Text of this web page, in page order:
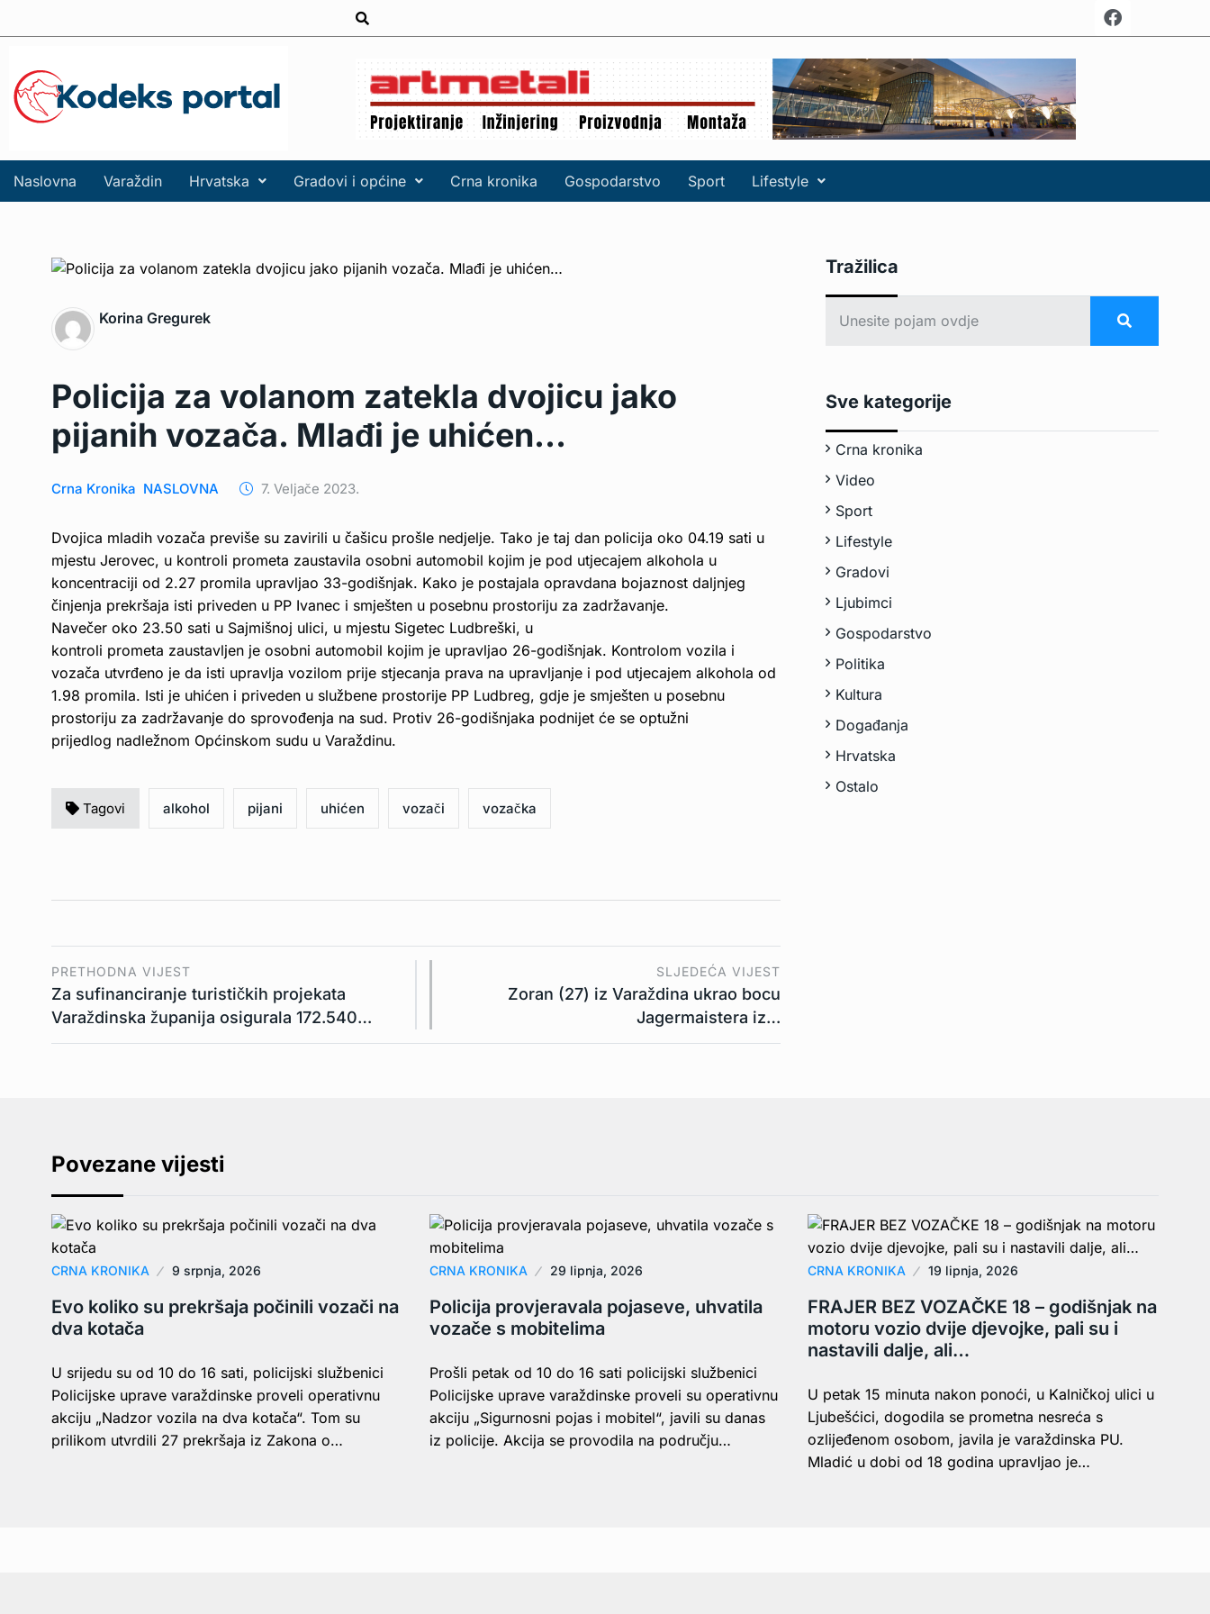
Naslovna Varaždin Hrvatska Gradovi i općine Crna kronika Gospodarstvo Sport Lifestyle
Korina Gregurek
Policija za volanom zatekla dvojicu jako
pijanih vozača. Mlađi je uhićen…
Crna Kronika NASLOVNA 7. Veljače 2023.
Dvojica mladih vozača previše su zavirili u čašicu prošle nedjelje. Tako je taj dan policija oko 04.19 sati u
mjestu Jerovec, u kontroli prometa zaustavila osobni automobil kojim je pod utjecajem alkohola u
koncentraciji od 2.27 promila upravljao 33-godišnjak. Kako je postajala opravdana bojaznost daljnjeg
činjenja prekršaja isti priveden u PP Ivanec i smješten u posebnu prostoriju za zadržavanje.
Navečer oko 23.50 sati u Sajmišnoj ulici, u mjestu Sigetec Ludbreški, u
kontroli prometa zaustavljen je osobni automobil kojim je upravljao 26-godišnjak. Kontrolom vozila i
vozača utvrđeno je da isti upravlja vozilom prije stjecanja prava na upravljanje i pod utjecajem alkohola od
1.98 promila. Isti je uhićen i priveden u službene prostorije PP Ludbreg, gdje je smješten u posebnu
prostoriju za zadržavanje do sprovođenja na sud. Protiv 26-godišnjaka podnijet će se optužni
prijedlog nadležnom Općinskom sudu u Varaždinu.
Tagovi alkohol pijani uhićen vozači vozačka
PRETHODNA VIJEST
Za sufinanciranje turističkih projekata
Varaždinska županija osigurala 172.540…
SLJEDEĆA VIJEST
Zoran (27) iz Varaždina ukrao bocu
Jagermaistera iz…
Tražilica
Sve kategorije
Crna kronika
Video
Sport
Lifestyle
Gradovi
Ljubimci
Gospodarstvo
Politika
Kultura
Događanja
Hrvatska
Ostalo
Povezane vijesti
CRNA KRONIKA 9 srpnja, 2026
Evo koliko su prekršaja počinili vozači na
dva kotača
U srijedu su od 10 do 16 sati, policijski službenici
Policijske uprave varaždinske proveli operativnu
akciju „Nadzor vozila na dva kotača“. Tom su
prilikom utvrdili 27 prekršaja iz Zakona o…
CRNA KRONIKA 29 lipnja, 2026
Policija provjeravala pojaseve, uhvatila
vozače s mobitelima
Prošli petak od 10 do 16 sati policijski službenici
Policijske uprave varaždinske proveli su operativnu
akciju „Sigurnosni pojas i mobitel“, javili su danas
iz policije. Akcija se provodila na području…
CRNA KRONIKA 19 lipnja, 2026
FRAJER BEZ VOZAČKE 18 – godišnjak na
motoru vozio dvije djevojke, pali su i
nastavili dalje, ali…
U petak 15 minuta nakon ponoći, u Kalničkoj ulici u
Ljubešćici, dogodila se prometna nesreća s
ozlijeđenom osobom, javila je varaždinska PU.
Mladić u dobi od 18 godina upravljao je…